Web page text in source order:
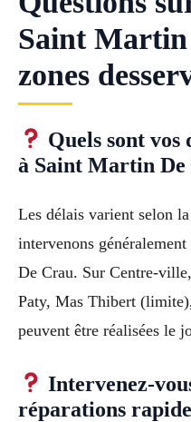
Saint
zones
Quels sont vos
à Saint Martin De
Les délais varient selon
intervenons
De Crau. Sur Centre-
Paty, Mas Thibert
peuvent être réalisées le
Intervenez-
réparations